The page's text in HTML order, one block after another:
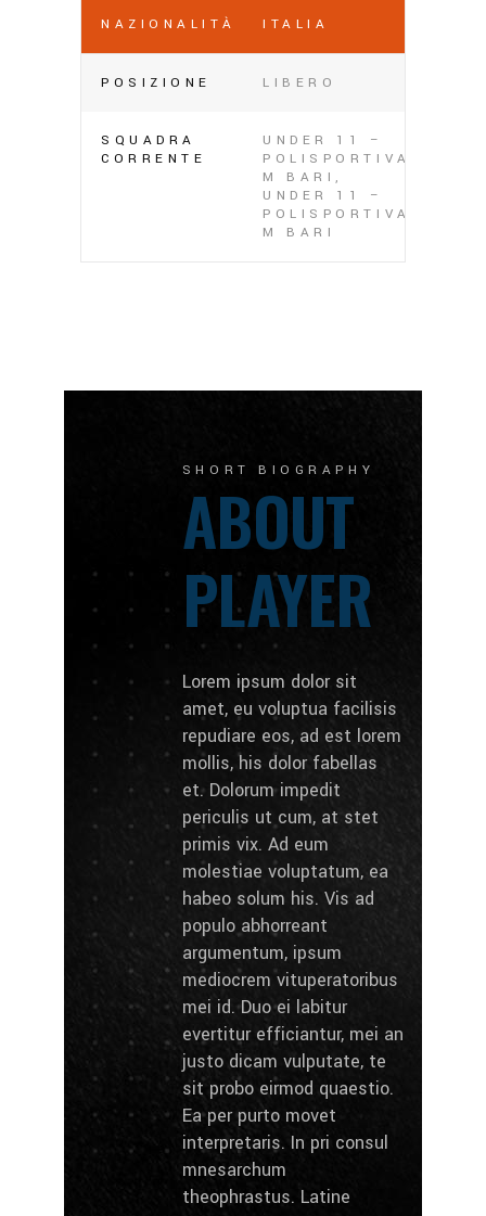
NAZIONALITÀ ITALIA
POSIZIONE LIBERO
SQUADRA
CORRENTE
UNDER 11 –
POLISPORTIVA
M BARI,
UNDER 11 –
POLISPORTIVA
M BARI
SHORT BIOGRAPHY
ABOUT
PLAYER
Lorem ipsum dolor sit
amet, eu voluptua facilisis
repudiare eos, ad est lorem
mollis, his dolor fabellas
et. Dolorum impedit
periculis ut cum, at stet
primis vix. Ad eum
molestiae voluptatum, ea
habeo solum his. Vis ad
populo abhorreant
argumentum, ipsum
mediocrem vituperatoribus
mei id. Duo ei labitur
evertitur efficiantur, mei an
justo dicam vulputate, te
sit probo eirmod quaestio.
Ea per purto movet
interpretaris. In pri consul
mnesarchum
theophrastus. Latine